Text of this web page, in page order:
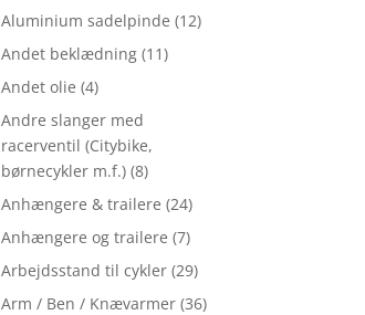
Aluminium sadelpinde (12)
Andet beklædning (11)
Andet olie (4)
Andre slanger med
racerventil (Citybike,
børnecykler m.f.) (8)
Anhængere & trailere (24)
Anhængere og trailere (7)
Arbejdsstand til cykler (29)
Arm / Ben / Knævarmer (36)